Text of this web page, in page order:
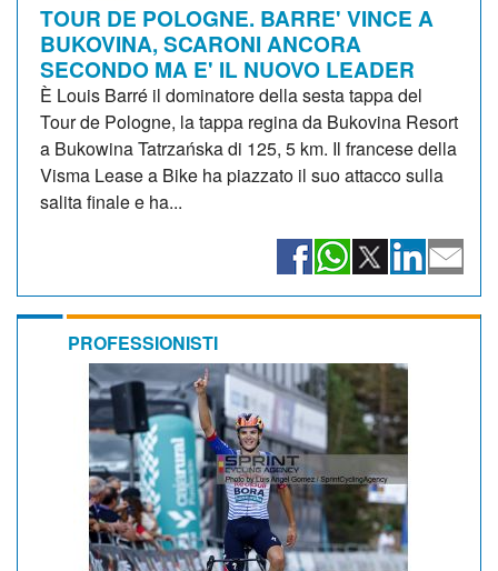
TOUR DE POLOGNE. BARRE' VINCE A
BUKOVINA, SCARONI ANCORA
SECONDO MA E' IL NUOVO LEADER
È Louis Barré il dominatore della sesta tappa del
Tour de Pologne, la tappa regina da Bukovina Resort
a Bukowina Tatrzańska di 125, 5 km. Il francese della
Visma Lease a Bike ha piazzato il suo attacco sulla
salita finale e ha...
PROFESSIONISTI